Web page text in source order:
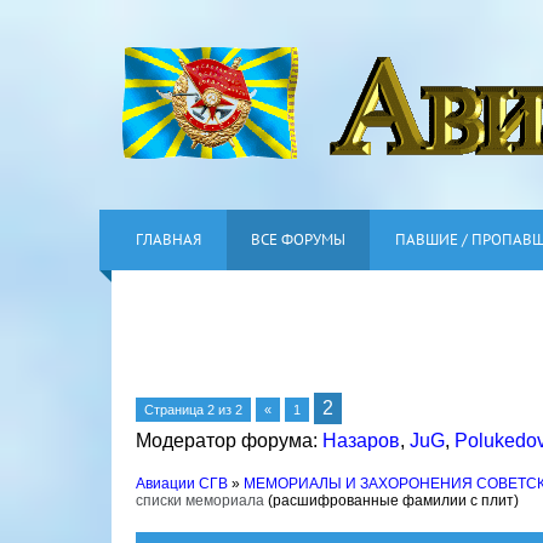
ГЛАВНАЯ ВСЕ ФОРУМЫ ПАВШИЕ /
Страница 2 из 2 « 1
2
Модератор форума: Назаров, JuG,
Авиации СГВ » МЕМОРИАЛЫ И ЗАХОРОНЕНИЯ
списки мемориала (расшифрованные фамилии с плит)